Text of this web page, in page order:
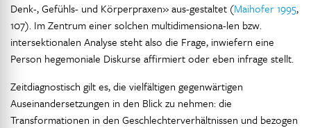
Denk-, Gefühls- und Körperpraxen» aus-gestaltet (Maihofer 1995,
107). Im Zentrum einer solchen multidimensiona-len bzw.
intersektionalen Analyse steht also die Frage, inwiefern eine
Person hegemoniale Diskurse affirmiert oder eben infrage stellt.
Zeitdiagnostisch gilt es, die vielfältigen gegenwärtigen
Auseinandersetzungen in den Blick zu nehmen: die
Transformationen in den Geschlechterverhältnissen und bezogen